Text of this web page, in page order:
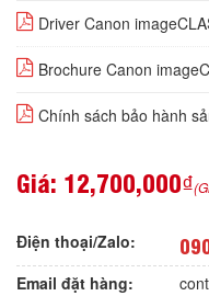
Driver Canon
Brochure Canon
Chính sách bảo hành
Giá: 12,700,000₫
Điện thoại/Zalo:
Email đặt hàng: